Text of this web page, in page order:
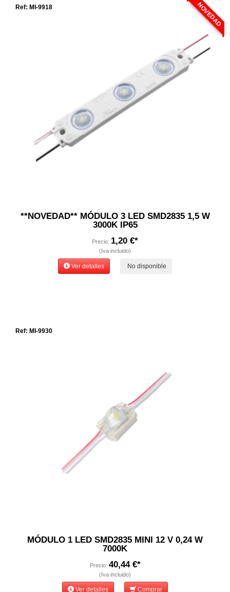
NOVEDAD
Ref: MI-9918
**NOVEDAD** MÓDULO 3 LED SMD2835 1,5 W
3000K IP65
Precio: 1,20 €*
(Iva incluido)
Ver detalles No disponible
Ref: MI-9930
MÓDULO 1 LED SMD2835 MINI 12 V 0,24 W
7000K
Precio: 40,44 €*
(Iva incluido)
Ver detalles
Comprar